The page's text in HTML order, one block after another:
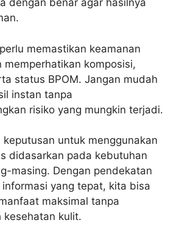
dengan benar agar hasilnya
memastikan keamanan
memperhatikan komposisi,
status BPOM. Jangan mudah
instan tanpa
risiko yang mungkin terjadi.
keputusan untuk menggunakan
didasarkan pada kebutuhan
masing. Dengan pendekatan
yang tepat, kita bisa
maksimal tanpa
kesehatan kulit.